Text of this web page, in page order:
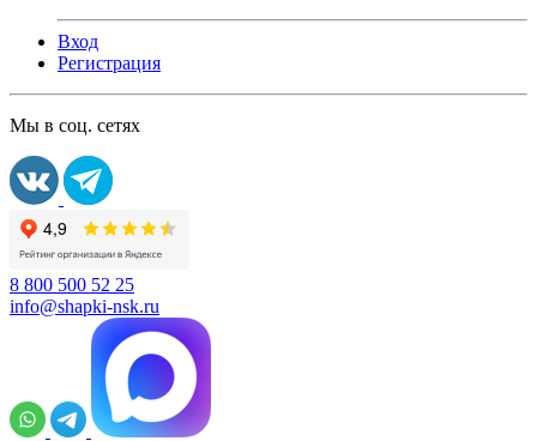
Вход
Регистрация
Мы в соц. сетях
8 800 500 52 25
info@shapki-nsk.ru